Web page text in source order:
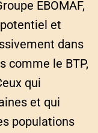
EBOMAF,
et
dans
comme le BTP,
qui
et qui
populations